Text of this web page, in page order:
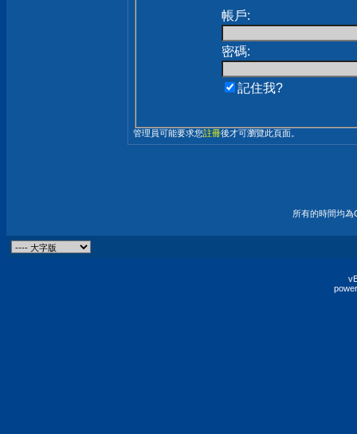
帳戶:
密碼:
記住我?
管理員可能要求您註冊後才可瀏覽此頁面。
所有的時間均為